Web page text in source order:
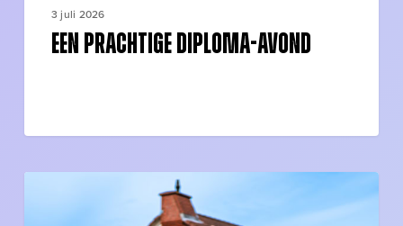
3 juli 2026
Een prachtige diploma-avond